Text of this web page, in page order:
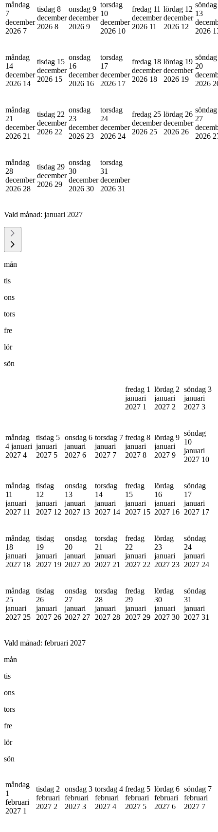
måndag
7
december
2026 7
tisdag 8
december
2026 8
onsdag 9
december
2026 9
torsdag
10
december
2026 10
fredag 11
december
2026 11
lördag 12
december
2026 12
söndag
13
2026
måndag
14
december
2026 14
tisdag 15
december
2026 15
onsdag
16
december
2026 16
torsdag
17
december
2026 17
fredag 18
december
2026 18
lördag 19
december
2026 19
söndag
20
2026
måndag
21
december
2026 21
tisdag 22
december
2026 22
onsdag
23
december
2026 23
torsdag
24
december
2026 24
fredag 25
december
2026 25
lördag 26
december
2026 26
söndag
27
2026
måndag
28
december
2026 28
tisdag 29
december
2026 29
onsdag
30
december
2026 30
torsdag
31
december
2026 31
Vald månad: januari 2027
mån
tis
ons
tors
fre
lör
sön
fredag 1
januari
2027 1
lördag 2
januari
2027 2
söndag 3
januari
2027 3
måndag
4 januari
2027 4
tisdag 5
januari
2027 5
onsdag 6
januari
2027 6
torsdag 7
januari
2027 7
fredag 8
januari
2027 8
lördag 9
januari
2027 9
söndag
10
januari
2027 10
måndag
11
januari
2027 11
tisdag
12
januari
2027 12
onsdag
13
januari
2027 13
torsdag
14
januari
2027 14
fredag
15
januari
2027 15
lördag
16
januari
2027 16
söndag
17
januari
2027 17
måndag
18
januari
2027 18
tisdag
19
januari
2027 19
onsdag
20
januari
2027 20
torsdag
21
januari
2027 21
fredag
22
januari
2027 22
lördag
23
januari
2027 23
söndag
24
januari
2027 24
måndag
25
januari
2027 25
tisdag
26
januari
2027 26
onsdag
27
januari
2027 27
torsdag
28
januari
2027 28
fredag
29
januari
2027 29
lördag
30
januari
2027 30
söndag
31
januari
2027 31
Vald månad: februari 2027
mån
tis
ons
tors
fre
lör
sön
måndag
1
februari
2027 1
tisdag 2
februari
2027 2
onsdag 3
februari
2027 3
torsdag 4
februari
2027 4
fredag 5
februari
2027 5
lördag 6
februari
2027 6
söndag 7
februari
2027 7